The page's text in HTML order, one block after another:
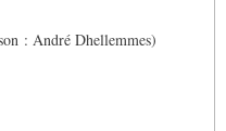
: André Dhellemmes)